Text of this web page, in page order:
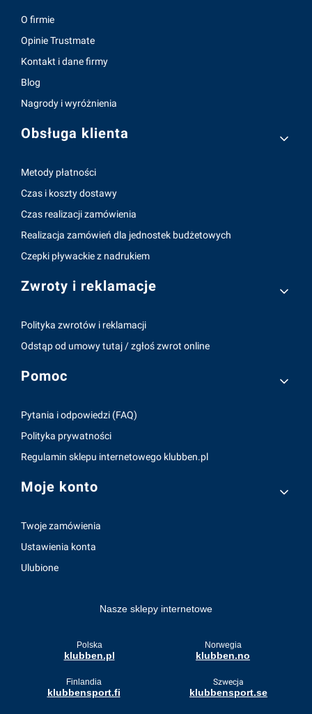
O firmie
Opinie Trustmate
Kontakt i dane firmy
Blog
Nagrody i wyróżnienia
Obsługa klienta
Metody płatności
Czas i koszty dostawy
Czas realizacji zamówienia
Realizacja zamówień dla jednostek budżetowych
Czepki pływackie z nadrukiem
Zwroty i reklamacje
Polityka zwrotów i reklamacji
Odstąp od umowy tutaj / zgłoś zwrot online
Pomoc
Pytania i odpowiedzi (FAQ)
Polityka prywatności
Regulamin sklepu internetowego klubben.pl
Moje konto
Twoje zamówienia
Ustawienia konta
Ulubione
Nasze sklepy internetowe
Polska
klubben.pl
Norwegia
klubben.no
Finlandia
klubbensport.fi
Szwecja
klubbensport.se